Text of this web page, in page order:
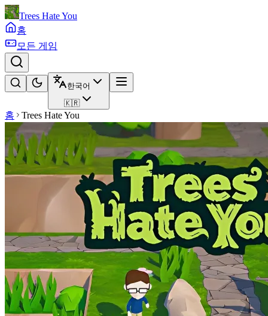
Trees Hate You
홈
모든 게임
한국어
🇰🇷
홈 Trees Hate You